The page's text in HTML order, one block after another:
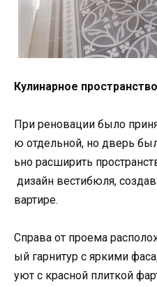
Кулинарное пространство
При реновации было
ю отдельной, но дверь
ьно расширить
дизайн вестибюля,
вартире.
Справа от проема
ый гарнитур с яркими
уют с красной плиткой